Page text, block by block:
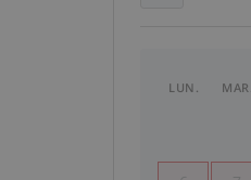
LUN. MAR.